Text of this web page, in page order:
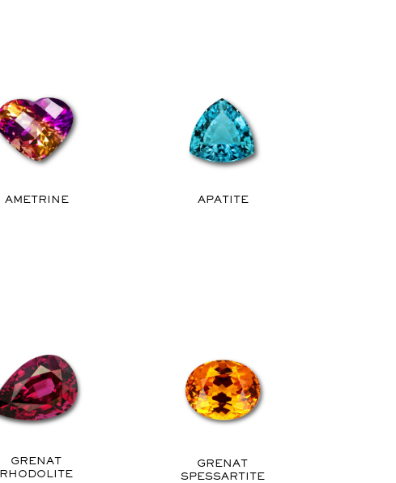
AMETRINE APATITE
GRENAT
RHODOLITE
GRENAT
SPESSARTITE